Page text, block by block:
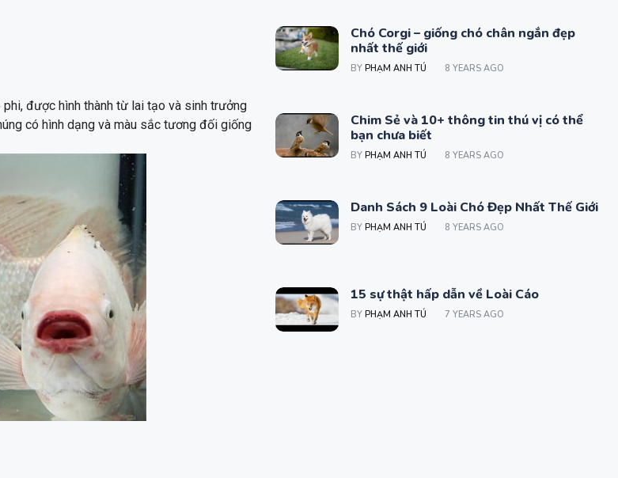
được hình thành từ lai tạo và sinh trưởng
có hình dạng và màu sắc tương đối giống
Chó Corgi – giống chó chân ngắn đẹp
nhất thế giới
BY PHẠM ANH TÚ 8 YEARS AGO
Chim Sẻ và 10+ thông tin thú vị có thể
bạn chưa biết
BY PHẠM ANH TÚ 8 YEARS AGO
Danh Sách 9 Loài Chó Đẹp Nhất Thế Giới
BY PHẠM ANH TÚ 8 YEARS AGO
15 sự thật hấp dẫn về Loài Cáo
BY PHẠM ANH TÚ 7 YEARS AGO